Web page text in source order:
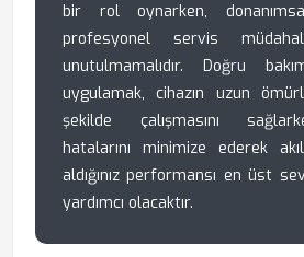
bir rol oynarken,
profesyonel servis
unutulmamalıdır. Doğru
uygulamak, cihazın uzun
şekilde çalışmasını
hatalarını minimize ederek
aldığınız performansı en üst
yardımcı olacaktır.